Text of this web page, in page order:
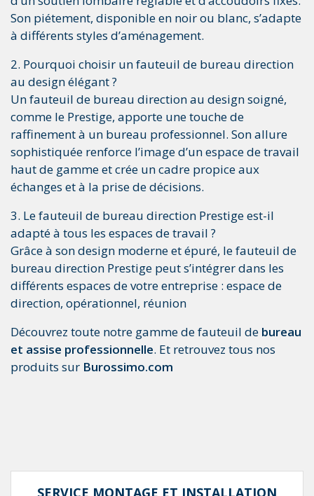
Son piétement, disponible en noir ou blanc, s’adapte
à différents styles d’aménagement.
2. Pourquoi choisir un fauteuil de bureau direction
au design élégant ?
Un fauteuil de bureau direction au design soigné,
comme le Prestige, apporte une touche de
raffinement à un bureau professionnel. Son allure
sophistiquée renforce l’image d’un espace de travail
haut de gamme et crée un cadre propice aux
échanges et à la prise de décisions.
3. Le fauteuil de bureau direction Prestige est-il
adapté à tous les espaces de travail ?
Grâce à son design moderne et épuré, le fauteuil de
bureau direction Prestige peut s’intégrer dans les
différents espaces de votre entreprise : espace de
direction, opérationnel, réunion
Découvrez toute notre gamme de fauteuil de bureau
et assise professionnelle. Et retrouvez tous nos
produits sur Burossimo.com